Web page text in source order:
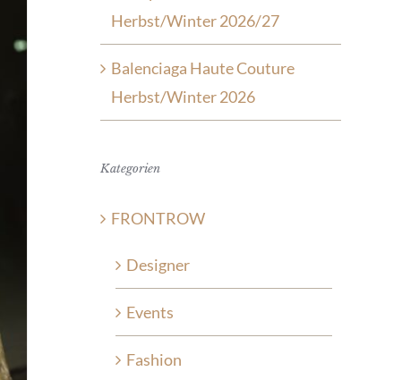
Herbst/Winter 2026/27
Balenciaga Haute Couture
Herbst/Winter 2026
Kategorien
FRONTROW
Designer
Events
Fashion